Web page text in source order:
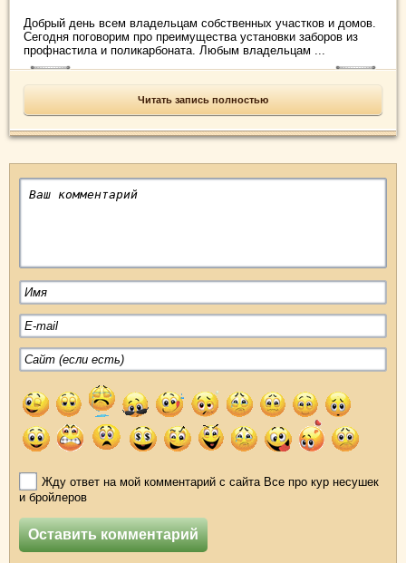
Добрый день всем владельцам собственных участков и домов.
Сегодня поговорим про преимущества установки заборов из
профнастила и поликарбоната. Любым владельцам ...
Читать запись полностью
Жду ответ на мой комментарий с сайта Все про кур несушек
и бройлеров